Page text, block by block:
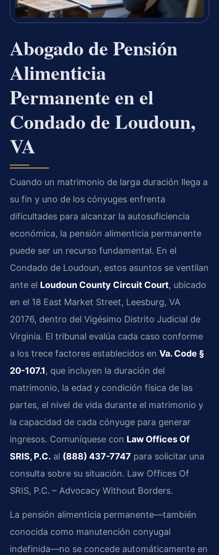
Abogado de Pensión
Alimenticia
Permanente en el
Condado de Loudoun,
VA
Cuando un matrimonio de larga duración llega a
su fin y uno de los cónyuges enfrenta
dificultades para alcanzar la autosuficiencia
económica, la pensión alimenticia permanente
puede ser un recurso fundamental. En el
Condado de Loudoun, estos asuntos se ventilan
ante el Loudoun County Circuit Court, ubicado
en el 18 East Market Street, Leesburg, VA
20176, dentro del Vigésimo Distrito Judicial de
Virginia. El tribunal evalúa cada caso conforme
a los trece factores establecidos en Va. Code §
20-107.1, que incluyen la duración del
matrimonio, la edad y condición física de las
partes, el nivel de vida durante el matrimonio y
la capacidad de cada cónyuge para generar
ingresos. Comuníquese con Law Offices Of
SRIS, P.C. al (888) 437-7747 para solicitar una
consulta sobre su situación. Law Offices Of
SRIS, P.C. – Advocacy Without Borders.
La pensión alimenticia permanente—también
conocida como manutención conyugal
indefinida—no se concede automáticamente en